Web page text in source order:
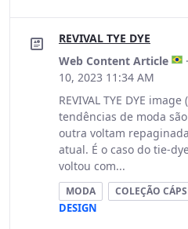
REVIVAL TYE DYE
Web Content Article
10, 2023 11:34 AM
REVIVAL TYE DYE
tendências de moda
outra voltam
atual. É o caso do tie-
voltou com...
MODA COLEÇÃO
DESIGN